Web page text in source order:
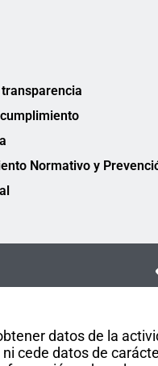
datos de la
cede datos de
Normativo y